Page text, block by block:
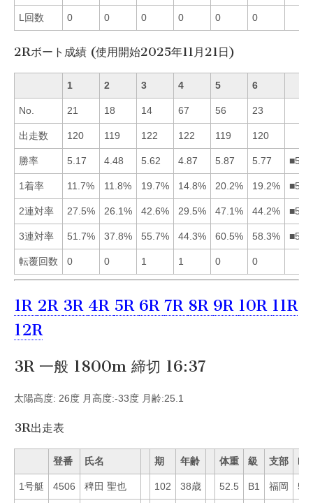
L回数 0 0 0 0 0 0
2Rボート成績 (使用開始2025年11月21日)
1 2 3 4 5 6
No. 21 18 14 67 56 23
出走数 120 119 122 122 119 120
勝率 5.17 4.48 5.62 4.87 5.87 5.77
1着率 11.7% 11.8% 19.7% 14.8% 20.2% 19.2%
2連対率 27.5% 26.1% 42.6% 29.5% 47.1% 44.2%
3連対率 51.7% 37.8% 55.7% 44.3% 60.5% 58.3%
転覆回数 0 0 1 1 0 0
1R 2R 3R 4R 5R 6R 7R 8R 9R 10R 11R
12R
3R 一般 1800m 締切 16:37
太陽高度: 26度 月高度:-33度 月齢:25.1
3R出走表
登番 氏名 期 年齢 体重 級 支部 Mo
1号艇 4506 稗田 聖也 102 38歳 52.5 B1 福岡 50